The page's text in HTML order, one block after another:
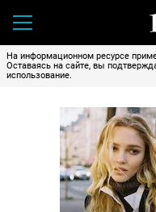
На информационном ресурсе
Оставаясь на сайте, вы
использование.